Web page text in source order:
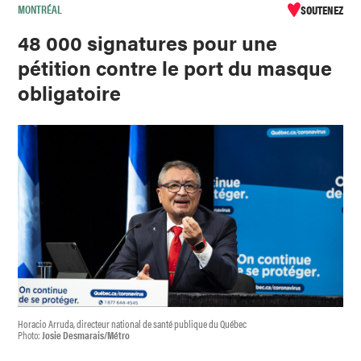
MONTRÉAL SOUTENEZ
48 000 signatures pour une
pétition contre le port du masque
obligatoire
Horacio Arruda, directeur national de santé publique du Québec
Photo:Josie Desmarais/Métro